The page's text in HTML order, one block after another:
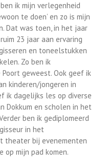
ik mijn verlegenheid
te doen’ en zo is mijn
Dat was toen, in het jaar
23 jaar aan ervaring
en toneelstukken
Zo ben ik
Poort geweest. Ook geef ik
kinderen/jongeren in
ik dagelijks les op diverse
Dokkum en scholen in het
ben ik gediplomeerd
in het
theater bij evenementen
op mijn pad komen.